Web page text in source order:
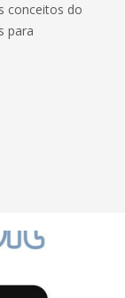
conceitos do
para